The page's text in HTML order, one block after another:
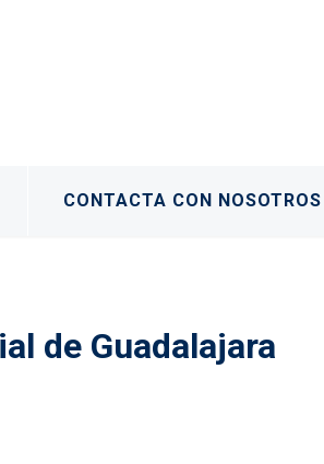
CONTACTA CON NOSOTROS
de Guadalajara